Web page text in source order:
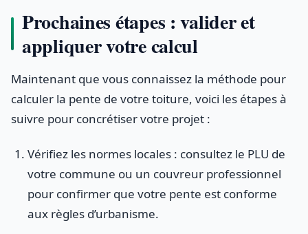
Prochaines étapes : valider et
appliquer votre calcul
Maintenant que vous connaissez la méthode pour
calculer la pente de votre toiture, voici les étapes à
suivre pour concrétiser votre projet :
Vérifiez les normes locales : consultez le PLU de
votre commune ou un couvreur professionnel
pour confirmer que votre pente est conforme
aux règles d’urbanisme.